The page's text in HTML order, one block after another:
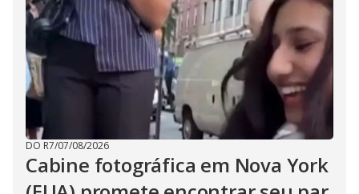
DO R7/07/08/2026
Cabine fotográfica em Nova York